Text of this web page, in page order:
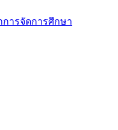
ารจัดการศึกษา